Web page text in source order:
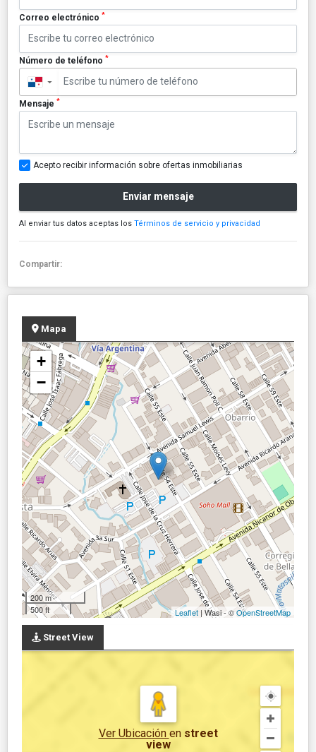
Correo electrónico *
Número de teléfono *
▼
Mensaje *
Acepto recibir información sobre ofertas inmobiliarias
Enviar mensaje
Al enviar tus datos aceptas los Términos de servicio y privacidad
Compartir:
Mapa
+
−
200 m
500 ft
Leaflet | Wasi - ©OpenStreetMap
Street View
Ver Ubicación en street
view